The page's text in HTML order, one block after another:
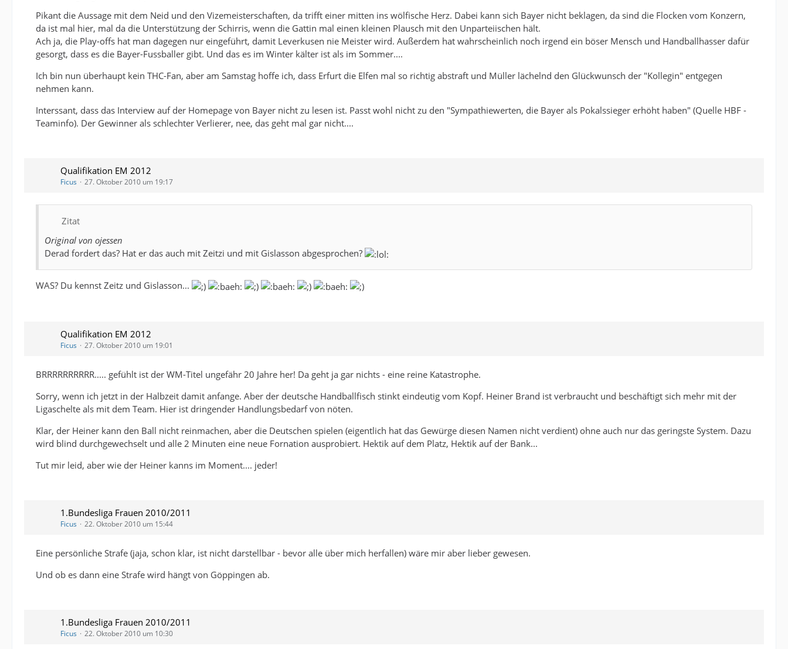
Pikant die Aussage mit dem Neid und den Vizemeisterschaften, da trifft einer mitten ins wölfische Herz. Dabei kann sich Bayer nicht beklagen, da sind die Flocken vom Konzern,
da ist mal hier, mal da die Unterstützung der Schirris, wenn die Gattin mal einen kleinen Plausch mit den Unparteiischen hält.
Ach ja, die Play-offs hat man dagegen nur eingeführt, damit Leverkusen nie Meister wird. Außerdem hat wahrscheinlich noch irgend ein böser Mensch und Handballhasser dafür
gesorgt, dass es die Bayer-Fussballer gibt. Und das es im Winter kälter ist als im Sommer....
Ich bin nun überhaupt kein THC-Fan, aber am Samstag hoffe ich, dass Erfurt die Elfen mal so richtig abstraft und Müller lächelnd den Glückwunsch der "Kollegin" entgegen
nehmen kann.
Interssant, dass das Interview auf der Homepage von Bayer nicht zu lesen ist. Passt wohl nicht zu den "Sympathiewerten, die Bayer als Pokalssieger erhöht haben" (Quelle HBF -
Teaminfo). Der Gewinner als schlechter Verlierer, nee, das geht mal gar nicht....
Qualifikation EM 2012
Ficus 27. Oktober 2010 um 19:17
Zitat
Original von ojessen
Derad fordert das? Hat er das auch mit Zeitzi und mit Gislasson abgesprochen?
WAS? Du kennst Zeitz und Gislasson...
Qualifikation EM 2012
Ficus 27. Oktober 2010 um 19:01
BRRRRRRRRRR..... gefühlt ist der WM-Titel ungefähr 20 Jahre her! Da geht ja gar nichts - eine reine Katastrophe.
Sorry, wenn ich jetzt in der Halbzeit damit anfange. Aber der deutsche Handballfisch stinkt eindeutig vom Kopf. Heiner Brand ist verbraucht und beschäftigt sich mehr mit der
Ligaschelte als mit dem Team. Hier ist dringender Handlungsbedarf von nöten.
Klar, der Heiner kann den Ball nicht reinmachen, aber die Deutschen spielen (eigentlich hat das Gewürge diesen Namen nicht verdient) ohne auch nur das geringste System. Dazu
wird blind durchgewechselt und alle 2 Minuten eine neue Fornation ausprobiert. Hektik auf dem Platz, Hektik auf der Bank...
Tut mir leid, aber wie der Heiner kanns im Moment.... jeder!
1.Bundesliga Frauen 2010/2011
Ficus 22. Oktober 2010 um 15:44
Eine persönliche Strafe (jaja, schon klar, ist nicht darstellbar - bevor alle über mich herfallen) wäre mir aber lieber gewesen.
Und ob es dann eine Strafe wird hängt von Göppingen ab.
1.Bundesliga Frauen 2010/2011
Ficus 22. Oktober 2010 um 10:30